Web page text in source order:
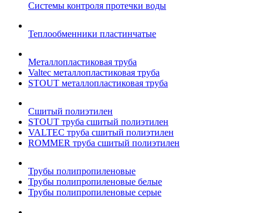
Системы контроля протечки воды
Теплообменники пластинчатые
Металлопластиковая труба
Valtec металлопластиковая труба
STOUT металлопластиковая труба
Сшитый полиэтилен
STOUT труба сшитый полиэтилен
VALTEC труба сшитый полиэтилен
ROMMER труба сшитый полиэтилен
Трубы полипропиленовые
Трубы полипропиленовые белые
Трубы полипропиленовые серые